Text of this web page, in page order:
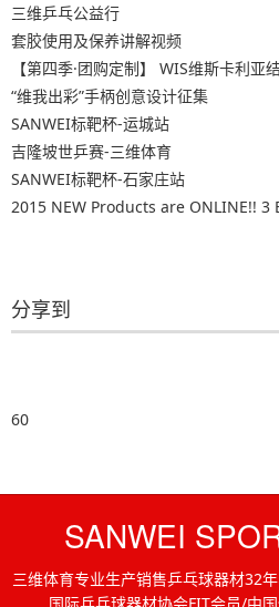
三维乒乓公益行
套胶使用及保养讲解视频
【第四季·团购定制】 WIS维斯卡利亚
“维我出彩”手柄创意设计征集
SANWEI标靶杯-运城站
吉隆坡世乒赛-三维体育
SANWEI标靶杯-石家庄站
2015 NEW Products are ONLINE!! 3
分享到
60
SANWEI
三维体育专业生产销售乒乓球器材32
国际乒乓球器材协会FIT会员/中